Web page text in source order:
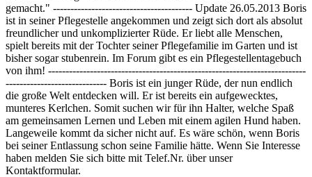
gemacht." ---------------------------------------- Update 26.05.2013 Boris
ist in seiner Pflegestelle angekommen und zeigt sich dort als absolut
freundlicher und unkomplizierter Rüde. Er liebt alle Menschen,
spielt bereits mit der Tochter seiner Pflegefamilie im Garten und ist
bisher sogar stubenrein. Im Forum gibt es ein Pflegestellentagebuch
von ihm! --------------------------------------------------------------------------
----------------------------- Boris ist ein junger Rüde, der nun endlich
die große Welt entdecken will. Er ist bereits ein aufgewecktes,
munteres Kerlchen. Somit suchen wir für ihn Halter, welche Spaß
am gemeinsamen Lernen und Leben mit einem agilen Hund haben.
Langeweile kommt da sicher nicht auf. Es wäre schön, wenn Boris
bei seiner Entlassung schon seine Familie hätte. Wenn Sie Interesse
haben melden Sie sich bitte mit Telef.Nr. über unser
Kontaktformular.